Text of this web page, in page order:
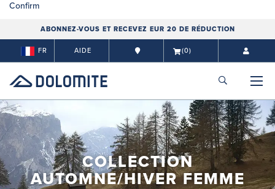
Confirm
ABONNEZ-VOUS ET RECEVEZ EUR 20 DE RÉDUCTION
FR AIDE (0)
COLLECTION
AUTOMNE/HIVER FEMME